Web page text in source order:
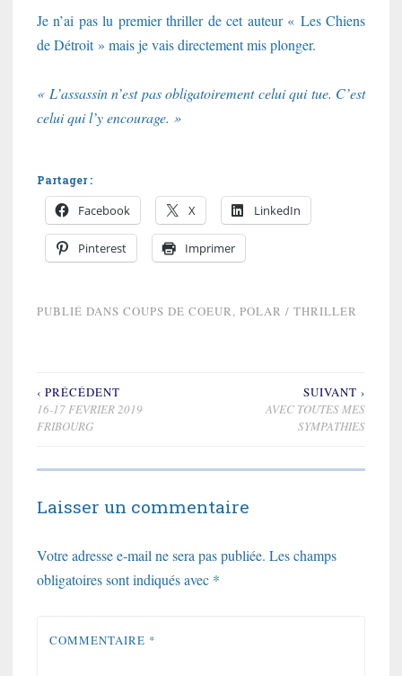
Je n’ai pas lu premier thriller de cet auteur « Les Chiens
de Détroit » mais je vais directement mis plonger.
« L’assassin n’est pas obligatoirement celui qui tue. C’est
celui qui l’y encourage. »
Partager :
Facebook X LinkedIn
Pinterest Imprimer
PUBLIÉ DANS COUPS DE COEUR, POLAR / THRILLER
Navigation
de
‹ PRÉCÉDENT
16-17 FEVRIER 2019
FRIBOURG
SUIVANT ›
AVEC TOUTES MES
SYMPATHIES
Laisser un commentaire
Votre adresse e-mail ne sera pas publiée. Les champs
obligatoires sont indiqués avec *
COMMENTAIRE *